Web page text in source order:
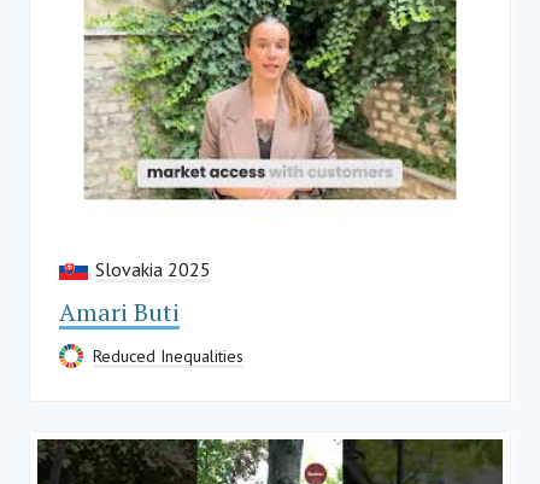
Slovakia 2025
Amari Buti
Reduced Inequalities